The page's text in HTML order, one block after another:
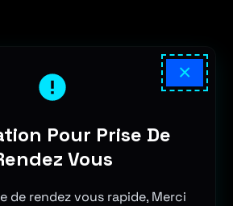
×
Pour Prise De
Vous
de rendez vous rapide, Merci